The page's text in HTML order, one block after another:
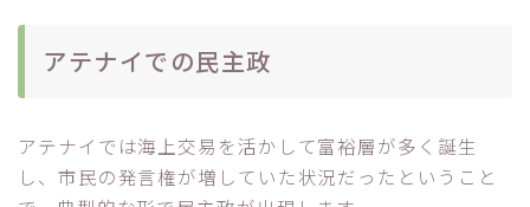
アテナイでの民主政
アテナイでは海上交易を活かして富裕層が多く誕生
し、市民の発言権が増していた状況だったということ